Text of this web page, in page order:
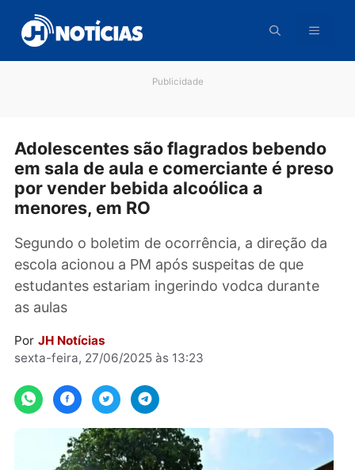
para
conteúdo
Adolescentes são flagrados
em sala de aula e comerciante é
por vender bebida alcoólica a
Segundo o boletim de ocorrência, a direção
escola acionou a PM após suspeitas de que
estudantes estariam ingerindo vodca durante
as aulas
sexta-feira, 27/06/2025 às 13:23